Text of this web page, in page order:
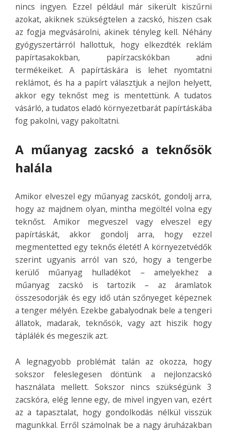
nincs ingyen. Ezzel például már sikerült kiszűrni
azokat, akiknek szükségtelen a zacskó, hiszen csak
az fogja megvásárolni, akinek tényleg kell. Néhány
gyógyszertárról hallottuk, hogy elkezdték reklám
papírtasakokban, papírzacskókban adni
termékeiket. A papírtáskára is lehet nyomtatni
reklámot, és ha a papírt választjuk a nejlon helyett,
akkor egy teknőst meg is mentettünk. A tudatos
vásárló, a tudatos eladó környezetbarát papírtáskába
fog pakolni, vagy pakoltatni.
A műanyag zacskó a teknősök
halála
Amikor elveszel egy műanyag zacskót, gondolj arra,
hogy az majdnem olyan, mintha megöltél volna egy
teknőst. Amikor megveszel vagy elveszel egy
papírtáskát, akkor gondolj arra, hogy ezzel
megmentetted egy teknős életét! A környezetvédők
szerint ugyanis arról van szó, hogy a tengerbe
kerülő műanyag hulladékot – amelyekhez a
műanyag zacskó is tartozik – az áramlatok
összesodorják és egy idő után szőnyeget képeznek
a tenger mélyén. Ezekbe gabalyodnak bele a tengeri
állatok, madarak, teknősök, vagy azt hiszik hogy
táplálék és megeszik azt.
A legnagyobb problémát talán az okozza, hogy
sokszor feleslegesen döntünk a nejlonzacskó
használata mellett. Sokszor nincs szükségünk 3
zacskóra, elég lenne egy, de mivel ingyen van, ezért
az a tapasztalat, hogy gondolkodás nélkül visszük
magunkkal. Erről számolnak be a nagy áruházakban